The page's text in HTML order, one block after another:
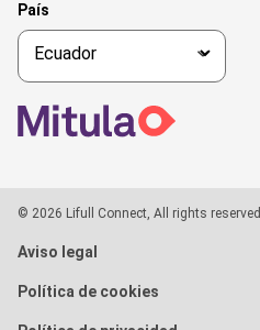
País
© 2026 Lifull Connect, All rights reserved
Aviso legal
Política de cookies